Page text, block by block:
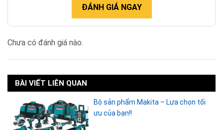
ĐÁNH GIÁ NGAY
Chưa có đánh giá nào.
BÀI VIẾT LIÊN QUAN
Bộ sản phẩm Makita – Lựa chọn tối
ưu của bạn!!